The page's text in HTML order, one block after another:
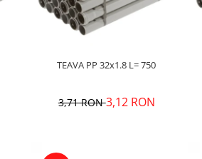
TEAVA PP 32x1.8 L= 750
3,71 RON3,12 RON